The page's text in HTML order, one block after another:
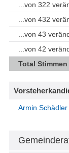
...von 322
...von 432
...von 43
...von 42
Total Stimmen
Armin Schädler